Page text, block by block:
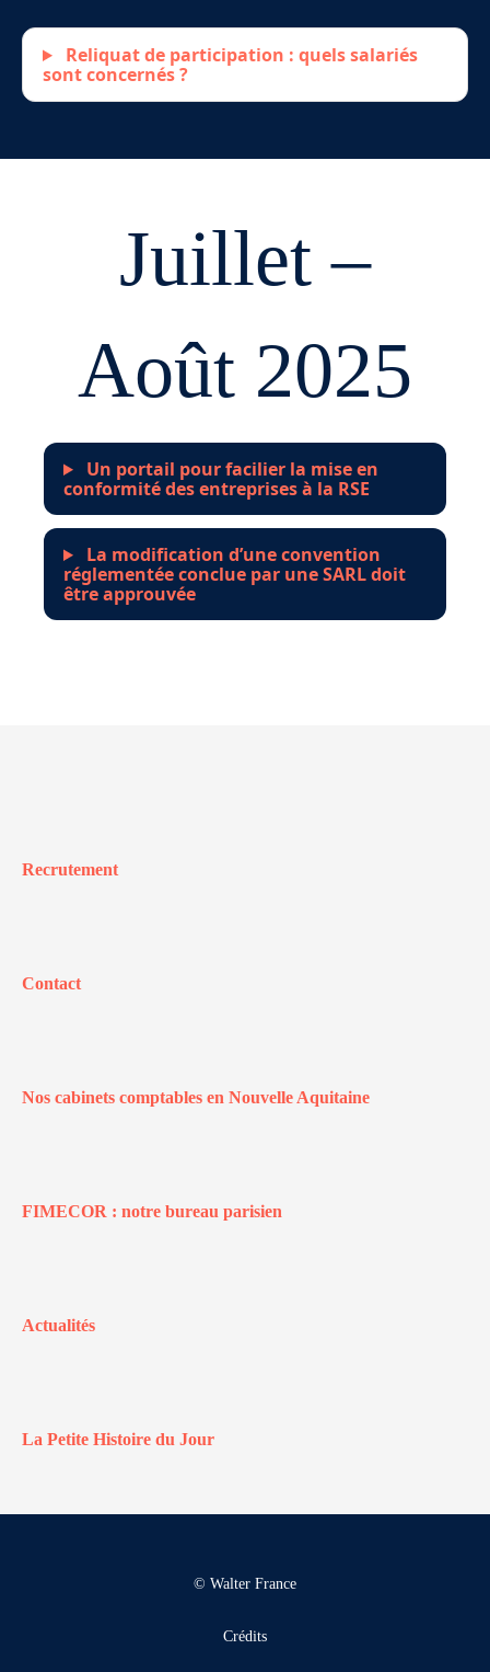
Reliquat de participation : quels salariés
sont concernés ?
Juillet –
Août 2025
Un portail pour facilier la mise en
conformité des entreprises à la RSE
La modification d’une convention
réglementée conclue par une SARL doit
être approuvée
Recrutement
Contact
Nos cabinets comptables en Nouvelle Aquitaine
FIMECOR : notre bureau parisien
Actualités
La Petite Histoire du Jour
© Walter France
Crédits